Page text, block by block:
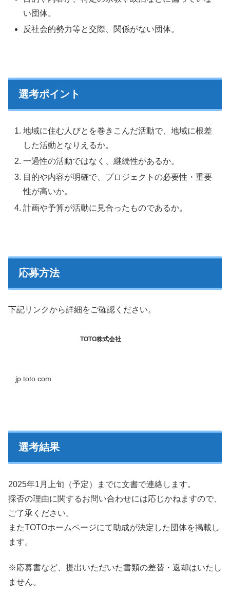
い団体。
反社会的勢力等と交際、関係がない団体。
選考ポイント
地域に住む人びとを巻きこんだ活動で、地域に根差
した活動となりえるか。
一過性の活動ではなく、継続性があるか。
目的や内容が明確で、プロジェクトの必要性・重要
性が高いか。
計画や予算が活動に見合ったものであるか。
応募方法
下記リンクから詳細をご確認ください。
TOTO株式会社
jp.toto.com
選考結果
2025年1月上旬（予定）までに文書で連絡します。
採否の理由に関するお問い合わせには応じかねますので、
ご了承ください。
またTOTOホームページにて助成が決定した団体を掲載し
ます。
※応募書など、提出いただいた書類の差替・返却はいたし
ません。